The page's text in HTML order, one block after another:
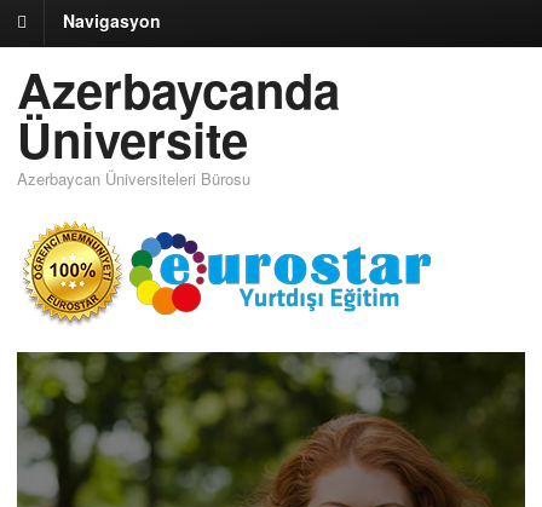
Navigasyon
Azerbaycanda
Üniversite
Azerbaycan Üniversiteleri Bürosu